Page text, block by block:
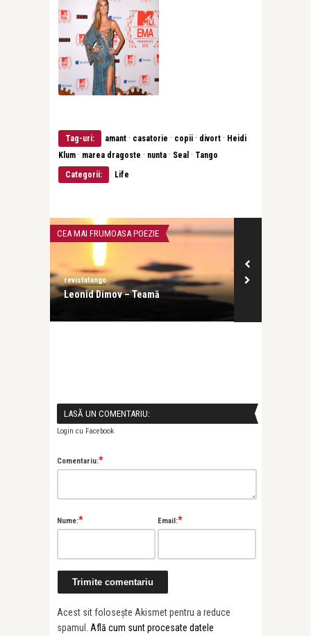
Tag-uri: amant · casatorie · copii · divort · Heidi
Klum · marea dragoste · nunta · Seal · Tango
Categorii:
Life
CEA MAI FRUMOASA POEZIE
revistatango
Leonid Dimov – Teamă
LASĂ UN COMENTARIU:
Login cu Facebook
Comentariu:*
Nume:* Email:*
Acest sit folosește Akismet pentru a reduce
spamul. Află cum sunt procesate datele